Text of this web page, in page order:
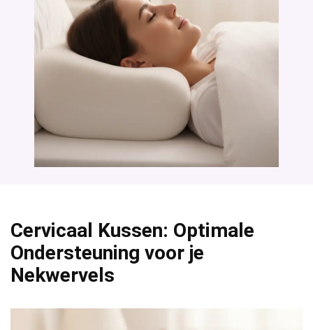
Cervicaal Kussen: Optimale
Ondersteuning voor je
Nekwervels